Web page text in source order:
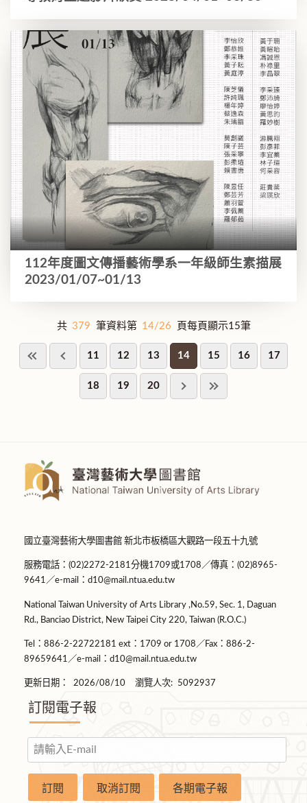
112年度圖文傳播藝術學系一年級師生素描展
2023/01/07~01/13
共 379 筆資料第 14/26 頁每頁顯示15筆
11 12 13 14 15 16 17
18 19 20
國立臺灣藝術大學圖書館 新北市板橋區大觀路一段五十九號
服務電話：(02)2272-2181分機1709或1708／傳真：(02)8965-
9641／e-mail：d10@mail.ntua.edu.tw
National Taiwan University of Arts Library ,No.59, Sec. 1, Daguan
Rd., Banciao District, New Taipei City 220, Taiwan (R.O.C.)
Tel：886-2-22722181 ext：1709 or 1708／Fax：886-2-
89659641／e-mail：d10@mail.ntua.edu.tw
更新日期： 2026/08/10 瀏覽人次: 5092937
訂閱電子報